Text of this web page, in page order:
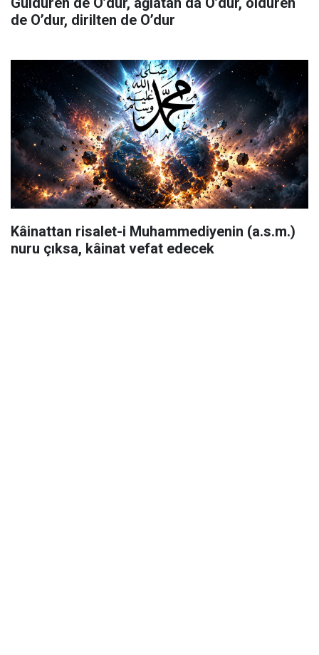
de O’dur, dirilten de O’dur
Kâinattan risalet-i Muhammediyenin (a.s.m.)
nuru çıksa, kâinat vefat edecek